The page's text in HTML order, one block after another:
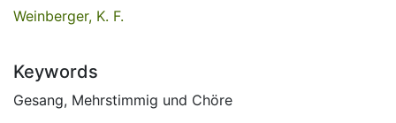
Weinberger, K. F.
Keywords
Gesang, Mehrstimmig und Chöre